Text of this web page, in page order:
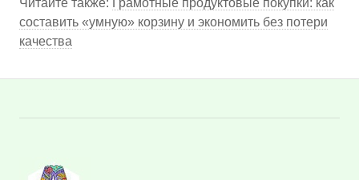
Читайте также: Грамотные продуктовые покупки: как
составить «умную» корзину и экономить без потери
качества